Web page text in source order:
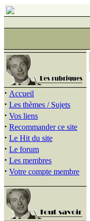
· Accueil
· Les thèmes / Sujets
· Vos liens
· Recommander ce site
· Le Hit du site
· Le forum
· Les membres
· Votre compte membre